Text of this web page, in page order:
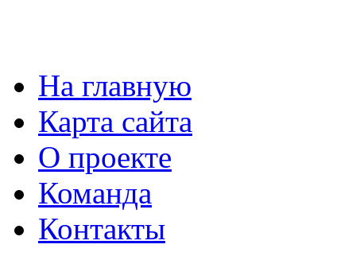
На главную
Карта сайта
О проекте
Команда
Контакты